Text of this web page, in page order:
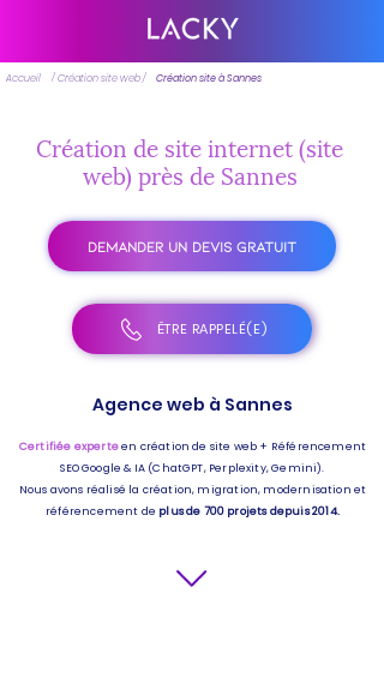
Accueil / Création site web / Création site à Sannes
Création de site internet (site
web) près de Sannes
DEMANDER UN DEVIS GRATUIT
ÊTRE RAPPELÉ(E)
Agence web à Sannes
Certifiée experteen création de site web + Référencement
SEO Google & IA (ChatGPT, Perplexity, Gemini).
Nous avons réalisé la création, migration, modernisation et
référencement de plus de 700 projets depuis 2014.